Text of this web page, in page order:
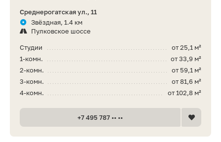
Среднерогатская ул., 11
Звёздная, 1.4 км
Пулковское шоссе
от 25,1 м²
Студии
от 33,9 м²
1-комн.
от 59,1 м²
2-комн.
от 81,6 м²
3-комн.
от 102,8 м²
4-комн.
+7 495 787 •• ••